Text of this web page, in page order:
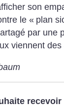
son
le « plan
par une
viennent